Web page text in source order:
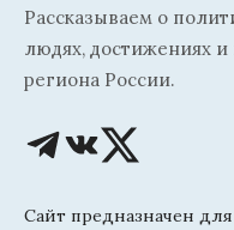
Рассказываем о
людях, достижениях и
региона России.
Сайт предназначен